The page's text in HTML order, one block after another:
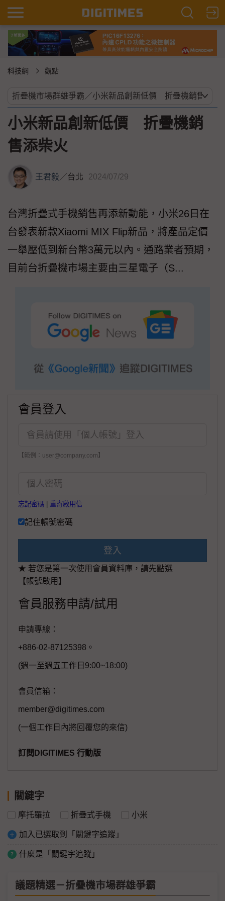
科技網 觀點
小米新品創新低價 折疊機銷
售添柴火
王君毅／台北 2024/07/29
台灣折疊式手機銷售再添新動能，小米26日在
台發表新款Xiaomi MIX Flip新品，將產品定價
一舉壓低到新台幣3萬元以內。通路業者預期，
目前台折疊機市場主要由三星電子（S...
會員登入
【範例：user@company.com】
忘記密碼 重寄啟用信
記住帳號密碼
登入
★ 若您是第一次使用會員資料庫，請先點選
【帳號啟用】
會員服務申請/試用
申請專線：
+886-02-87125398。
(週一至週五工作日9:00~18:00)
會員信箱：
member@digitimes.com
(一個工作日內將回覆您的來信)
訂閱DIGITIMES 行動版
關鍵字
摩托羅拉 折疊式手機 小米
加入已選取到「關鍵字追蹤」
什麼是「關鍵字追蹤」
議題精選－折疊機市場群雄爭霸